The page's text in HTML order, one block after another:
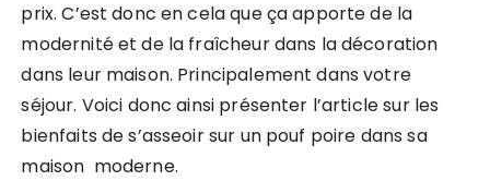
prix. C’est donc en cela que ça apporte de la
modernité et de la fraîcheur dans la décoration
dans leur maison. Principalement dans votre
séjour. Voici donc ainsi présenter l’article sur les
bienfaits de s’asseoir sur un pouf poire dans sa
maison moderne.